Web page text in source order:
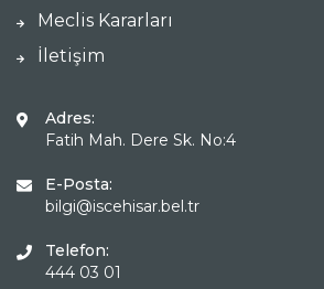
Meclis Kararları
İletişim
Adres:
Fatih Mah. Dere Sk. No:4
E-Posta:
bilgi@iscehisar.bel.tr
Telefon:
444 03 01